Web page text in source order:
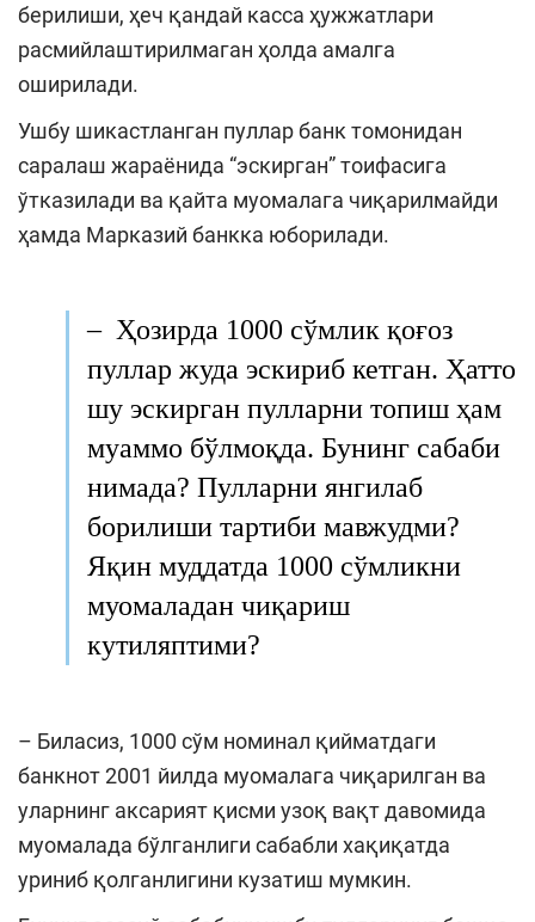
берилиши, ҳеч қандай касса ҳужжатлари
расмийлаштирилмаган ҳолда амалга
оширилади.
Ушбу шикастланган пуллар банк томонидан
саралаш жараёнида “эскирган” тоифасига
ўтказилади ва қайта муомалага чиқарилмайди
ҳамда Марказий банкка юборилади.
– Ҳозирда 1000 сўмлик қоғоз
пуллар жуда эскириб кетган. Ҳатто
шу эскирган пулларни топиш ҳам
муаммо бўлмоқда. Бунинг сабаби
нимада? Пулларни янгилаб
борилиши тартиби мавжудми?
Яқин муддатда 1000 сўмликни
муомаладан чиқариш
кутиляптими?
– Биласиз, 1000 сўм номинал қийматдаги
банкнот 2001 йилда муомалага чиқарилган ва
уларнинг аксарият қисми узоқ вақт давомида
муомалада бўлганлиги сабабли хақиқатда
уриниб қолганлигини кузатиш мумкин.